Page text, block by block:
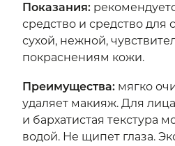
Показания:
средство и средство для
сухой, нежной,
покраснениям кожи.
Преимущества:мягко
удаляет макияж. Для
и бархатистая текстура
водой. Не щипет глаза.